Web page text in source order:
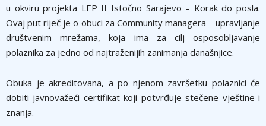
u okviru projekta LEP II Istočno Sarajevo – Korak do posla.
Ovaj put riječ je o obuci za Community managera – upravljanje
društvenim mrežama, koja ima za cilj osposobljavanje
polaznika za jedno od najtraženijih zanimanja današnjice.
Obuka je akreditovana, a po njenom završetku polaznici će
dobiti javnovažeći certifikat koji potvrđuje stečene vještine i
znanja.